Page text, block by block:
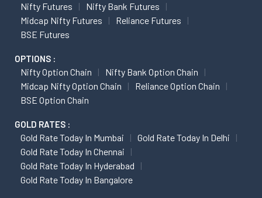
Nifty Futures
Nifty Bank Futures
Midcap Nifty Futures
Reliance Futures
BSE Futures
OPTIONS :
Nifty Option Chain
Nifty Bank Option Chain
Midcap Nifty Option Chain
Reliance Option Chain
BSE Option Chain
GOLD RATES :
Gold Rate Today In Mumbai
Gold Rate Today In Delhi
Gold Rate Today In Chennai
Gold Rate Today In Hyderabad
Gold Rate Today In Bangalore